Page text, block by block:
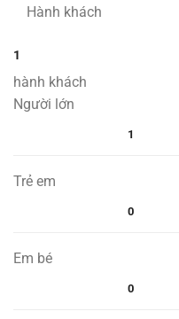
Hành khách
1
hành khách
Người lớn
1
Trẻ em
0
Em bé
0